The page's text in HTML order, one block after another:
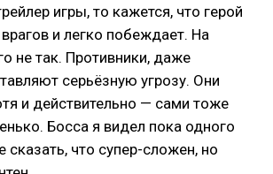
игры, то кажется, что герой
и легко побеждает. На
не так. Противники, даже
серьёзную угрозу. Они
и действительно — сами тоже
Босса я видел пока одного
сказать, что супер-сложен, но